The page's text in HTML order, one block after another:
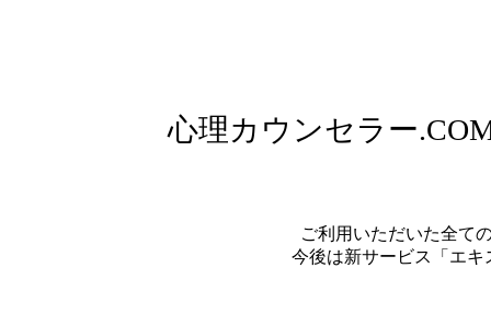
心理カウンセラー
ご利用いただいた全て
今後は新サービス「エ